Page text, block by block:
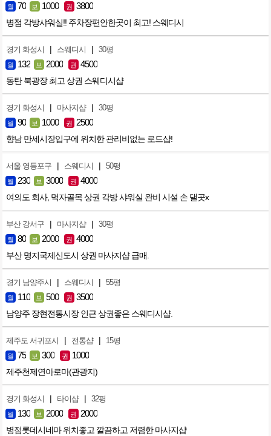
월 70 보 1000 권 3800
병점 각방샤워실!! 주차장편안한곳이 최고! 스웨디시
경기 화성시 | 스웨디시 | 30평
월 132 보 2000 권 4500
동탄 북광장 최고 상권 스웨디시샵
경기 화성시 | 마사지샵 | 30평
월 90 보 1000 권 2500
향남 만세시장입구에 위치한 관리비없는 로드샵!
서울 영등포구 | 스웨디시 | 50평
월 230 보 3000 권 4000
여의도 회사, 먹자골목 상권 각방 샤워실 완비 시설 손 댈곳x
부산 강서구 | 마사지샵 | 30평
월 80 보 2000 권 4000
부산 명지국제신도시 상권 마사지샵 급매.
경기 남양주시 | 스웨디시 | 55평
월 110 보 500 권 3500
남양주 장현전통시장 인근 상권좋은 스웨디시샵.
제주도 서귀포시 | 전통샵 | 15평
월 75 보 300 권 1000
제주천제연아로마(관광지)
경기 화성시 | 타이샵 | 32평
월 130 보 2000 권 2000
병점롯데시네마 위치좋고 깔끔하고 저렴한 마사지샵